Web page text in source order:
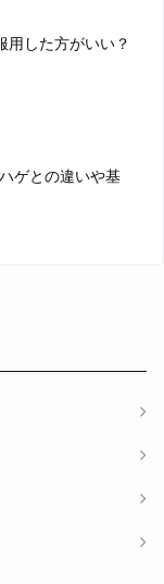
用した方がいい？
ゲとの違いや基